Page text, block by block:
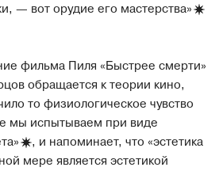
— вот орудие его мастерства»
фильма Пиля «Быстрее смерти»
обращается к теории кино,
то физиологическое чувство
мы испытываем при виде
, и напоминает, что «эстетика
мере является эстетикой